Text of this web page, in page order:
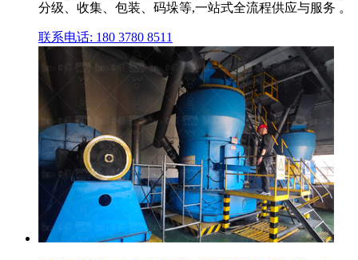
分级、收集、包装、码垛等,一站式全流程供应与服务 。
联系电话: 180 3780 8511